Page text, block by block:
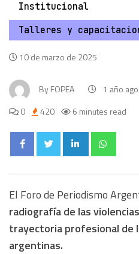
Institucional
Talleres y
10 de marzo de 2025
ByFOPEA
1 año ago
0
420 6 minutes read
El Foro de Periodismo
radiografía de las
trayectoria profesional de
argentinas.